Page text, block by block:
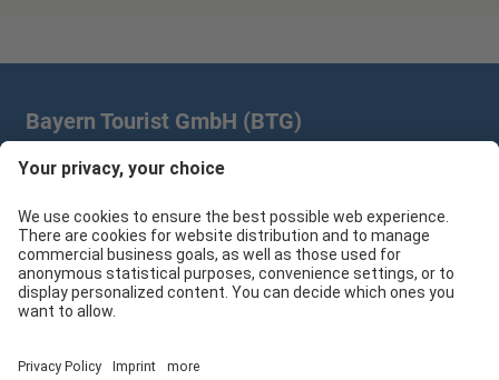
Bayern Tourist GmbH (BTG)
Prinz-Ludwig-Palais | Türkenstr. 7 | 80333 München
branchenpartner@btg-service.de